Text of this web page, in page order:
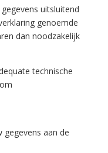
uitsluitend
genoemde
dan noodzakelijk
technische
gegevens aan de